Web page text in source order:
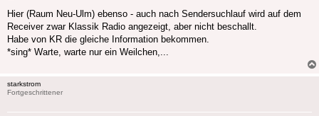
Hier (Raum Neu-Ulm) ebenso - auch nach Sendersuchlauf wird auf dem
Receiver zwar Klassik Radio angezeigt, aber nicht beschallt.
Habe von KR die gleiche Information bekommen.
*sing* Warte, warte nur ein Weilchen,...
starkstrom
Fortgeschrittener